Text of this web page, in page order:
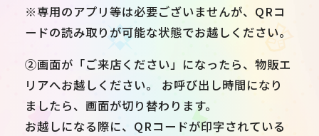
※専用のアプリ等は必要ございませんが、QRコ
ードの読み取りが可能な状態でお越しください。
②画面が「ご来店ください」になったら、物販エ
リアへお越しください。 お呼び出し時間になり
ましたら、画面が切り替わります。
お越しになる際に、QRコードが印字されている